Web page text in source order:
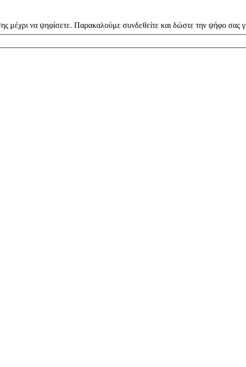
μέχρι να ψηφίσετε. Παρακαλούμε συνδεθείτε και δώστε την ψήφο σας